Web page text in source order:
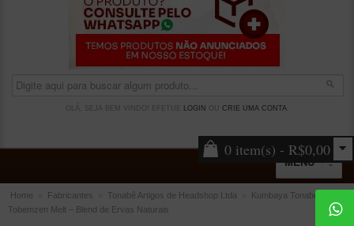
OLÁ, SEJA BEM VINDO! EFETUE LOGIN CRIE UMA CONTA.
0 item(s) - R$0,00
MENU
ACESSÓRIOS
Home Fabricantes Tonabê Artigos de Headshop Ltda
Kumbaya Tonabê
Tobemzen Melt – Blend de Ervas Naturais